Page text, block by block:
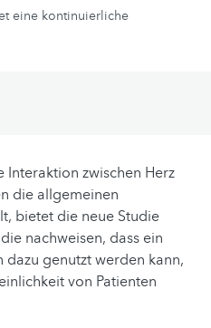
eine kontinuierliche
zwischen Herz
die allgemeinen
bietet die neue Studie
nachweisen, dass ein
genutzt werden kann,
von Patienten